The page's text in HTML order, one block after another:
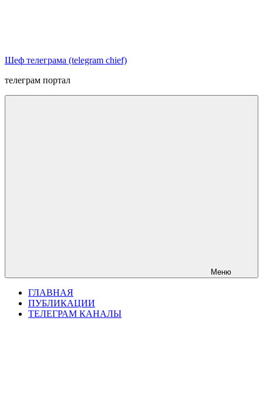
Шеф телеграма (telegram chief)
телеграм портал
Меню
ГЛАВНАЯ
ПУБЛИКАЦИИ
ТЕЛЕГРАМ КАНАЛЫ